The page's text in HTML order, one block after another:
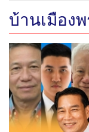
บ้านเมืองพ